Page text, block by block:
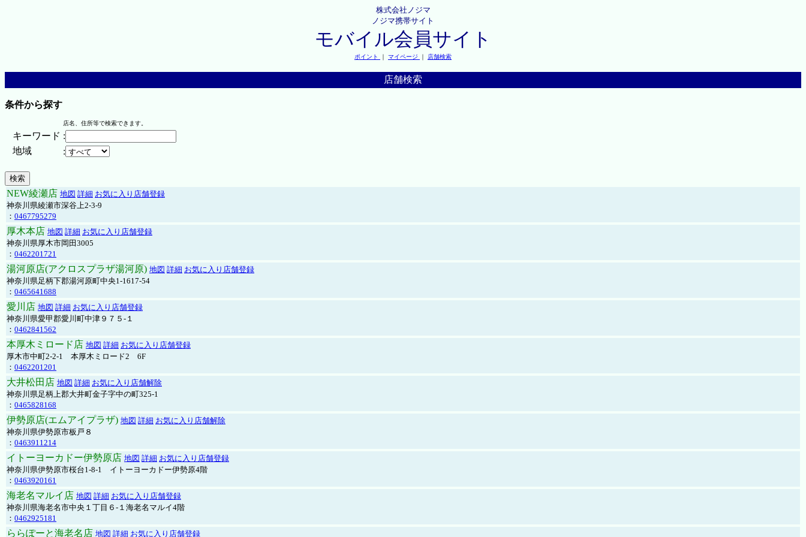
株式会社ノジマ
ノジマ携帯サイト
モバイル会員サイト
ポイント ｜ マイページ ｜ 店舗検索
店舗検索
条件から探す
店名、住所等で検索できます。
キーワード :
地域
:
NEW綾瀬店 地図 詳細 お気に入り店舗登録
神奈川県綾瀬市深谷上2-3-9
： 0467795279
厚木本店 地図 詳細 お気に入り店舗登録
神奈川県厚木市岡田3005
： 0462201721
湯河原店(アクロスプラザ湯河原) 地図 詳細 お気に入り店舗登録
神奈川県足柄下郡湯河原町中央1-1617-54
： 0465641688
愛川店 地図 詳細 お気に入り店舗登録
神奈川県愛甲郡愛川町中津９７５-１
： 0462841562
本厚木ミロード店 地図 詳細 お気に入り店舗登録
厚木市中町2-2-1 本厚木ミロード2 6F
： 0462201201
大井松田店 地図 詳細 お気に入り店舗解除
神奈川県足柄上郡大井町金子字中の町325-1
： 0465828168
伊勢原店(エムアイプラザ) 地図 詳細 お気に入り店舗解除
神奈川県伊勢原市板戸８
： 0463911214
イトーヨーカドー伊勢原店 地図 詳細 お気に入り店舗登録
神奈川県伊勢原市桜台1-8-1 イトーヨーカドー伊勢原4階
： 0463920161
海老名マルイ店 地図 詳細 お気に入り店舗登録
神奈川県海老名市中央１丁目６-１海老名マルイ4階
： 0462925181
ららぽーと海老名店 地図 詳細 お気に入り店舗登録